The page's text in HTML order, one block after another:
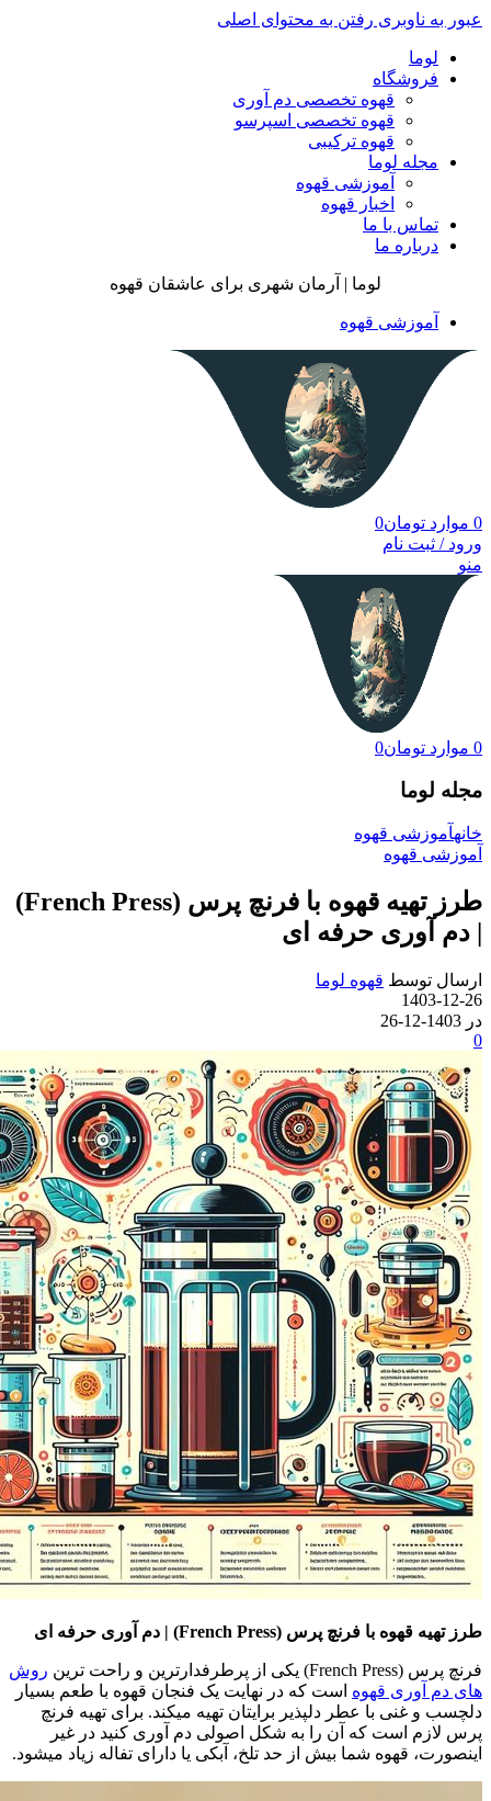
عبور به ناوبری رفتن به محتوای اصلی
لوما
فروشگاه
قهوه تخصصی دم آوری
قهوه تخصصی اسپرسو
قهوه ترکیبی
مجله لوما
آموزشی قهوه
اخبار قهوه
تماس با ما
درباره ما
لوما | آرمان شهری برای عاشقان قهوه
آموزشی قهوه
0 موارد تومان0
ورود / ثبت نام
منو
0 موارد تومان0
مجله لوما
خانهآموزشی قهوه
آموزشی قهوه
طرز تهیه قهوه با فرنچ پرس (French Press)
| دم آوری حرفه ای
ارسال توسط قهوه لوما
1403-12-26
در 1403-12-26
0
طرز تهیه قهوه با فرنچ پرس (French Press) | دم آوری حرفه ای
فرنچ پرس (French Press) یکی از پرطرفدارترین و راحت ترین
روش
های دم آوری قهوه است که در نهایت یک فنجان قهوه با طعم بسیار
دلچسب و غنی با عطر دلپذیر برایتان تهیه میکند. برای تهیه فرنچ
پرس لازم است که آن را به شکل اصولی دم آوری کنید در غیر
اینصورت، قهوه شما بیش از حد تلخ، آبکی یا دارای تفاله زیاد میشود.